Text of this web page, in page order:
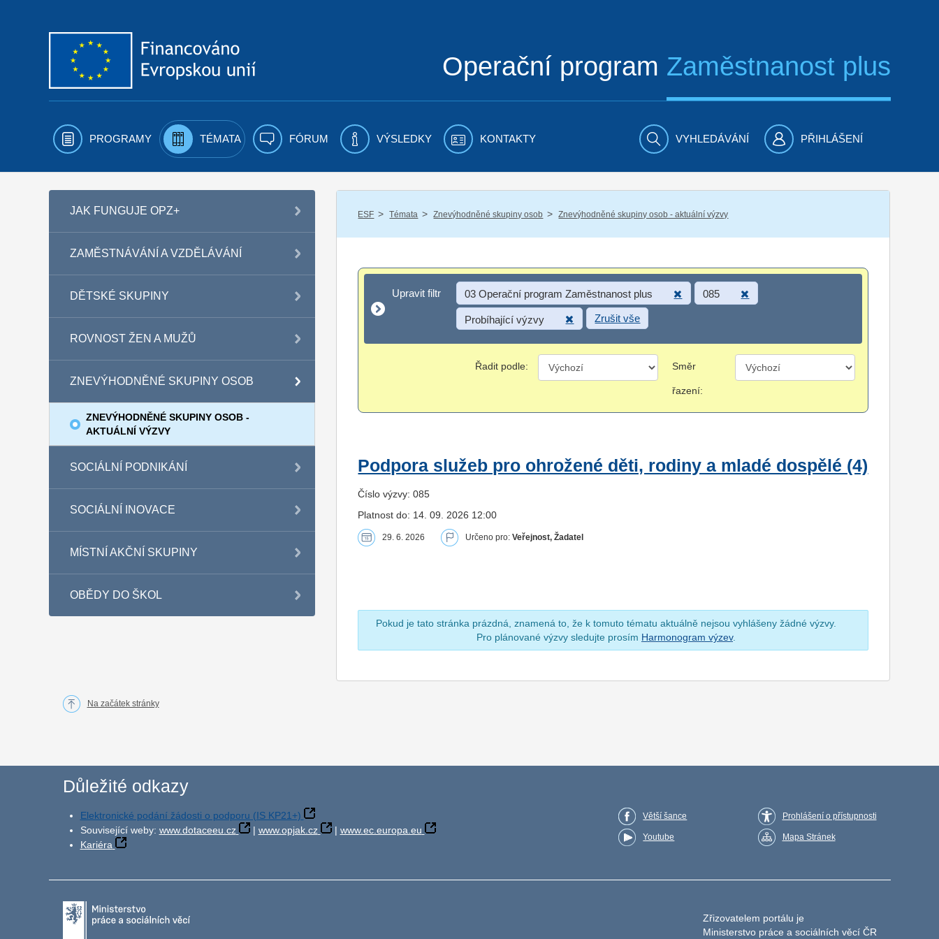
Operační program Zaměstnanost plus
PROGRAMY TÉMATA FÓRUM VÝSLEDKY KONTAKTY VYHLEDÁVÁNÍ PŘIHLÁŠENÍ
JAK FUNGUJE OPZ+
ZAMĚSTNÁVÁNÍ A VZDĚLÁVÁNÍ
DĚTSKÉ SKUPINY
ROVNOST ŽEN A MUŽŮ
ZNEVÝHODNĚNÉ SKUPINY OSOB
ZNEVÝHODNĚNÉ SKUPINY OSOB -
AKTUÁLNÍ VÝZVY
SOCIÁLNÍ PODNIKÁNÍ
SOCIÁLNÍ INOVACE
MÍSTNÍ AKČNÍ SKUPINY
OBĚDY DO ŠKOL
ESF / Témata / Znevýhodněné skupiny osob / Znevýhodněné skupiny osob - aktuální výzvy
Upravit filtr
Upravit filtr 03 Operační program Zaměstnanost plus 085
Probíhající výzvy Zrušit vše
Řadit podle: Směr
řazení:
Podpora služeb pro ohrožené děti, rodiny a mladé dospělé (4)
Číslo výzvy: 085
Platnost do: 14. 09. 2026 12:00
29. 6. 2026 Určeno pro:Veřejnost, Žadatel
Pokud je tato stránka prázdná, znamená to, že k tomuto tématu aktuálně nejsou vyhlášeny žádné výzvy.
Pro plánované výzvy sledujte prosím Harmonogram výzev.
Na začátek stránky
Důležité odkazy
Elektronické podání žádosti o podporu (IS KP21+)
Související weby: www.dotaceeu.cz | www.opjak.cz | www.ec.europa.eu
Kariéra
Větší šance
Youtube
Prohlášení o přístupnosti
Mapa Stránek
Zřizovatelem portálu je
Ministerstvo práce a sociálních věcí ČR